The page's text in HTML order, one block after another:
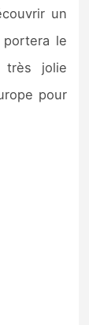
un
portera le
jolie
pour